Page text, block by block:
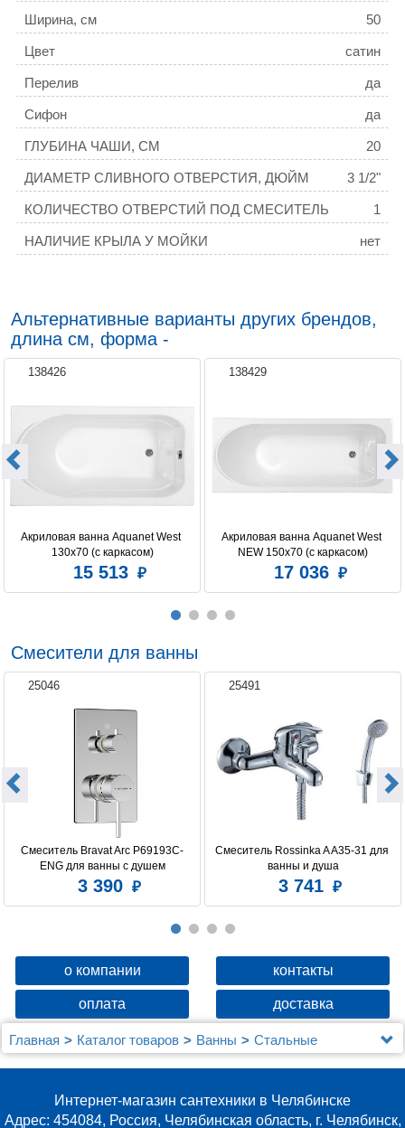
Ширина, см 50
Цвет сатин
Перелив да
Сифон да
ГЛУБИНА ЧАШИ, СМ 20
ДИАМЕТР СЛИВНОГО ОТВЕРСТИЯ, ДЮЙМ 3 1/2"
КОЛИЧЕСТВО ОТВЕРСТИЙ ПОД СМЕСИТЕЛЬ 1
НАЛИЧИЕ КРЫЛА У МОЙКИ нет
Альтернативные варианты других брендов,
длина см, форма -
138426
Акриловая ванна Aquanet West
130x70 (с каркасом)
15 513
138429
Акриловая ванна Aquanet West
NEW 150x70 (с каркасом)
17 036
Смесители для ванны
25046
Смеситель Bravat Arc P69193C-
ENG для ванны с душем
3 390
25491
Смеситель Rossinka A A35-31 для
ванны и душа
3 741
о компании контакты
оплата доставка
Главная Каталог товаров Ванны
Стальные
Мойка настол.монтаж 50х50 (3,0) вып 3 1/2 MIXLINE
Интернет-магазин сантехники в Челябинске
Адрес: 454084, Россия, Челябинская область, г. Челябинск,